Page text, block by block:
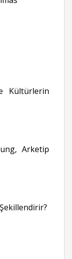
Kültürlerin
Arketip